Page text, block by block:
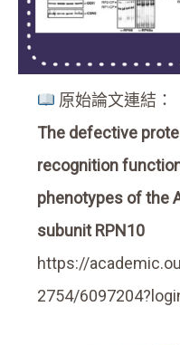
原始論文連結：
The defective
recognition
phenotypes of the
subunit RPN10
https://
2754/